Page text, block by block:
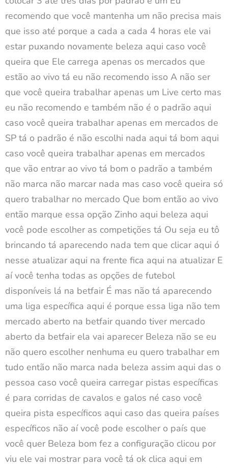
recomendo que você mantenha um não precisa mais
que isso até porque a cada a cada 4 horas ele vai
estar puxando novamente beleza aqui caso você
queira que Ele carrega apenas os mercados que
estão ao vivo tá eu não recomendo isso A não ser
que você queira trabalhar apenas um Live certo mas
eu não recomendo e também não é o padrão aqui
caso você queira trabalhar apenas em mercados de
SP tá o padrão é não escolhi nada aqui tá bom aqui
caso você queira trabalhar apenas em mercados
que vão entrar ao vivo tá bom o padrão a também
não marca não marcar nada mas caso você queira só
quero trabalhar no mercado Que bom então ao vivo
então marque essa opção Zinho aqui beleza aqui
você pode escolher as competições tá Ou seja eu tô
brincando tá aparecendo nada tem que clicar aqui ó
nesse atualizar aqui na frente fica aqui na atualizar E
aí você tenha todas as opções de futebol
disponíveis lá na betfair É mas não tá aparecendo
uma liga específica aqui é porque essa liga não tem
mercado aberto na betfair quando tiver mercado
aberto da betfair ela vai aparecer Beleza não se eu
não quero escolher nenhuma eu quero trabalhar em
tudo então não marca nada beleza assim aqui das o
pessoa caso você queira carregar pistas específicas
é para corridas de cavalos e galos né caso você
queira pista específicos aqui caso das queira países
específicos não aí você pode escolher o país que
você quer Beleza bom fez a configuração clicou por
viu ele vai mostrar para você tá ok clica aqui em